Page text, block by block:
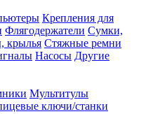
Крепления для
Флягодержатели Сумки,
крылья Стяжные ремни
Насосы Другие
Мультитулы
ключи/станки